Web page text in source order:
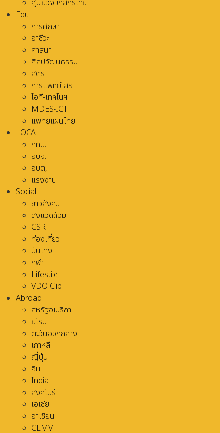
ศูนย์วิจัยกสิกรไทย
Edu
การศึกษา
อาชีวะ
ศาสนา
ศิลปวัฒนธรรม
สตรี
การแพทย์-สธ
ไอที-เทคโนฯ
MDES-ICT
แพทย์แผนไทย
LOCAL
กทม.
อบจ.
อบต,
แรงงาน
Social
ข่าวสังคม
สิ่งแวดล้อม
CSR
ท่องเที่ยว
บันเทิง
กีฬา
Lifestile
VDO Clip
Abroad
สหรัฐอเมริกา
ยุโรป
ตะวันออกกลาง
เกาหลี
ญี่ปุ่น
จีน
India
สิงคโปร์
เอเชีย
อาเชี่ยน
CLMV